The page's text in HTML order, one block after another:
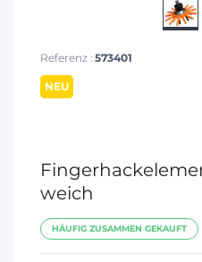
Referenz : 573401
NEU
weich
HÄUFIG ZUSAMMEN GEKAUFT